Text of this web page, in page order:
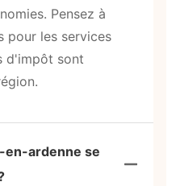
Pensez à
pour les services
d'impôt sont
en-ardenne se